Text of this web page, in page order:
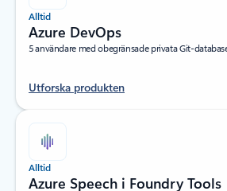
Alltid
Azure DevOps
5 användare med obegränsade privata Git-
Utforska produkten
Alltid
Azure Speech i Foundry Tools